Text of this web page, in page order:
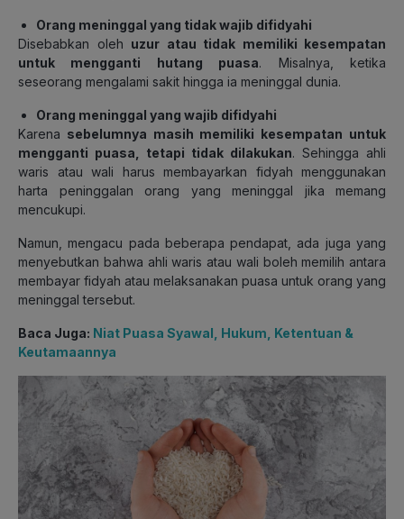
Orang meninggal yang tidak wajib difidyahi
Disebabkan oleh uzur atau tidak memiliki kesempatan
untuk mengganti hutang puasa. Misalnya, ketika
seseorang mengalami sakit hingga ia meninggal dunia.
Orang meninggal yang wajib difidyahi
Karena sebelumnya masih memiliki kesempatan untuk
mengganti puasa, tetapi tidak dilakukan. Sehingga ahli
waris atau wali harus membayarkan fidyah menggunakan
harta peninggalan orang yang meninggal jika memang
mencukupi.
Namun, mengacu pada beberapa pendapat, ada juga yang
menyebutkan bahwa ahli waris atau wali boleh memilih antara
membayar fidyah atau melaksanakan puasa untuk orang yang
meninggal tersebut.
Baca Juga: Niat Puasa Syawal, Hukum, Ketentuan &
Keutamaannya